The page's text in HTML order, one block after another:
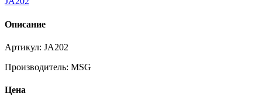
Описание
Артикул: JA202
Производитель: MSG
Цена